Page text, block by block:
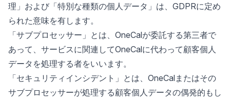
理」および「特別な種類の個人データ」は、GDPRに定め
られた意味を有します。
「サブプロセッサー」とは、OneCalが委託する第三者で
あって、サービスに関連してOneCalに代わって顧客個人
データを処理する者をいいます。
「セキュリティインシデント」とは、OneCalまたはその
サブプロセッサーが処理する顧客個人データの偶発的もし